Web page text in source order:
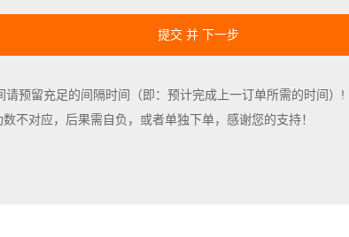
提交 并 下一步
预留充足的间隔时间（即：预计完成上一订单所需的时间）!
不对应，后果需自负，或者单独下单，感谢您的支持！